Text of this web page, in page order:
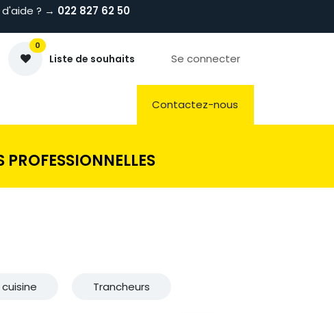
? → 022 827 62 50
0
Liste de souhaits Se connecter
Hygiène & LaverieContactez-nous
PROFESSIONNELLES
Trancheurs